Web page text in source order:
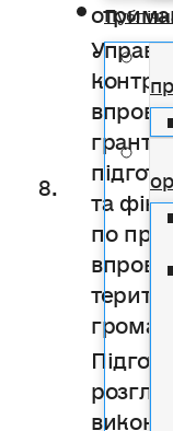
8. та
по
громаді